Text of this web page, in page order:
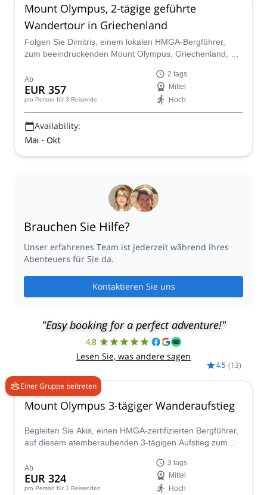
Mount Olympus, 2-tägige geführte
Wandertour in Griechenland
Folgen Sie Dimitris, einem lokalen HMGA-Bergführer,
zum beeindruckenden Mount Olympus, Griechenland, auf
Ab
EUR 357
pro Person für 3 Reisende
2 tags
Mittel
Hoch
Availability:
Mai - Okt
Brauchen Sie Hilfe?
Unser erfahrenes Team ist jederzeit während Ihres
Abenteuers für Sie da.
Kontaktieren Sie uns
"Easy booking for a perfect adventure!"
4.8
Lesen Sie, was andere sagen
Einer Gruppe beitreten
4.5 (13)
Mount Olympus 3-tägiger Wanderaufstieg
Begleiten Sie Akis, einen HMGA-zertifizierten Bergführer,
auf diesem atemberaubenden 3-tägigen Aufstieg zum
Griechenland.
Ab
EUR 324
pro Person für 1 Reisenden
3 tags
Mittel
Hoch